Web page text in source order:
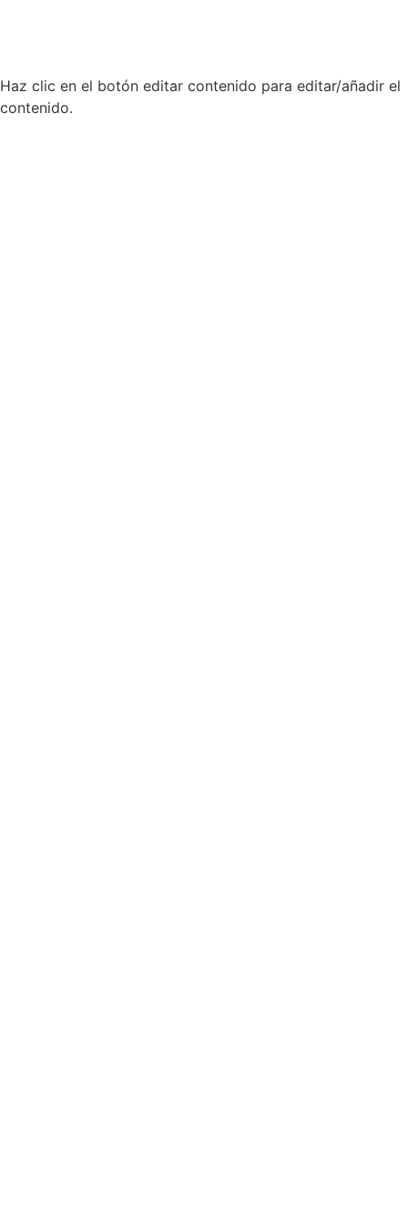
Haz clic en el botón editar contenido para editar/añadir el
contenido.